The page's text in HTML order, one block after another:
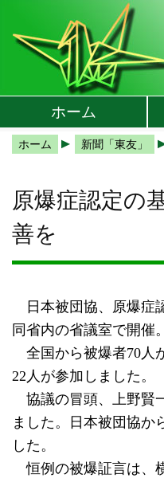
メインメニューへ
サブメニューへ
現在地ナビ（パンくずリスト
ホーム
ホーム 新聞「東友」
原爆症認定の
善を
日本被団協、原爆症
同省内の省議室で開催
全国から被爆者70人
22人が参加しました。
協議の冒頭、上野賢
ました。日本被団協か
した。
恒例の被爆証言は、